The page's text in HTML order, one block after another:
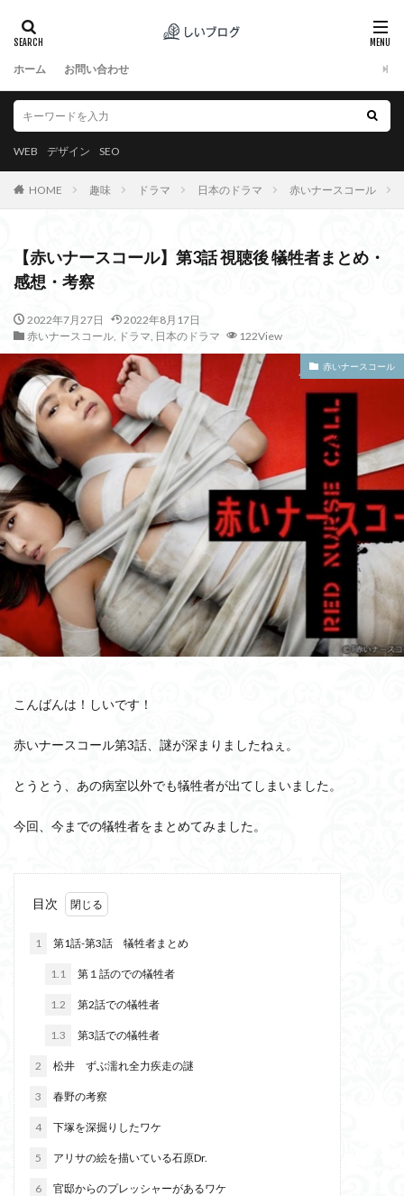
ホーム お問い合わせ
WEB デザイン SEO
HOME 趣味 ドラマ 日本のドラマ 赤いナースコール
【赤いナースコール】第3話 視聴後 犠牲者まとめ・
感想・考察
2022年7月27日
2022年8月17日
赤いナースコール, ドラマ, 日本のドラマ 122View
赤いナースコール
こんばんは！しいです！
赤いナースコール第3話、謎が深まりましたねぇ。
とうとう、あの病室以外でも犠牲者が出てしまいました。
今回、今までの犠牲者をまとめてみました。
目次
1 第1話-第3話 犠牲者まとめ
1.1 第１話のでの犠牲者
1.2 第2話での犠牲者
1.3 第3話での犠牲者
2 松井 ずぶ濡れ全力疾走の謎
3 春野の考察
4 下塚を深掘りしたワケ
5 アリサの絵を描いている石原Dr.
6 官邸からのプレッシャーがあるワケ